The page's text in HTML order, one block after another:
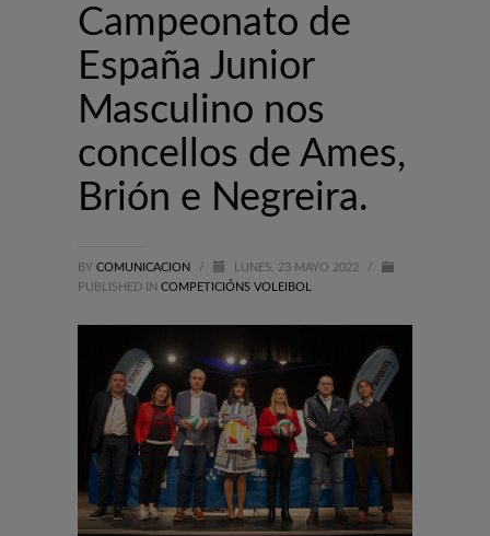
Campeonato de
España Junior
Masculino nos
concellos de Ames,
Brión e Negreira.
BY COMUNICACION / LUNES, 23 MAYO 2022
/
PUBLISHED IN COMPETICIÓNS VOLEIBOL